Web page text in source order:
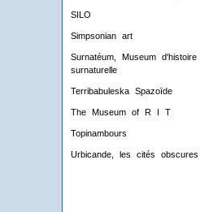
SILO
Simpsonian art
Surnatéum, Museum d'histoire
surnaturelle
Terribabuleska Spazoïde
The Museum of R I T
Topinambours
Urbicande, les cités obscures